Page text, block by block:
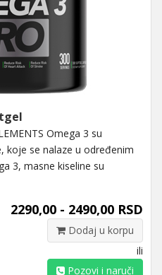
Omega 3 su
koje se nalaze u određenim
3, masne kiseline su
2290,00 - 2490,00 RSD
Dodaj u korpu
ili
Pozovi i naruči